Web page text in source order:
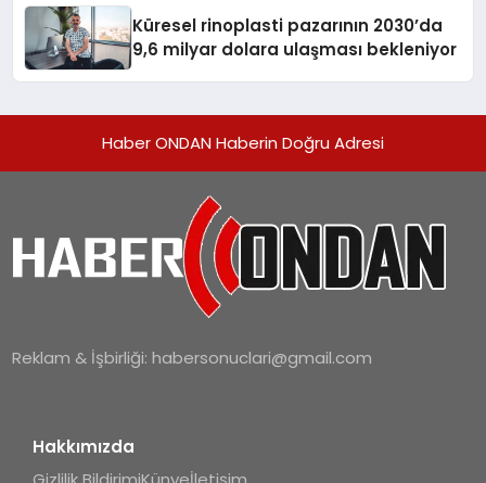
Küresel rinoplasti pazarının 2030’da
9,6 milyar dolara ulaşması bekleniyor
Haber ONDAN Haberin Doğru Adresi
Reklam & İşbirliği:habersonuclari@gmail.com
Hakkımızda